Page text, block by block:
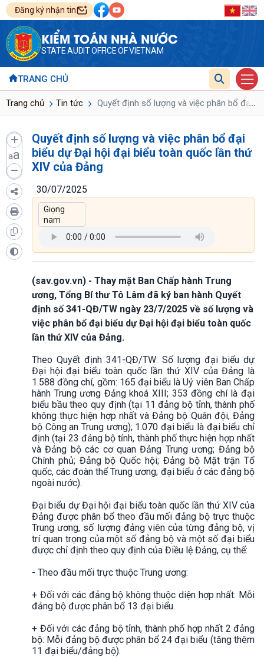
Đăng ký nhận tin
KIỂM TOÁN NHÀ NƯỚC
STATE AUDIT OFFICE OF VIETNAM
TRANG CHỦ
Trang chủ Tin tức Quyết định số lượng và việc phân bổ đại...
aa
Quyết định số lượng và việc phân bổ đại
biểu dự Đại hội đại biểu toàn quốc lần thứ
XIV của Đảng
30/07/2025
(sav.gov.vn) - Thay mặt Ban Chấp hành Trung
ương, Tổng Bí thư Tô Lâm đã ký ban hành Quyết
định số 341-QĐ/TW ngày 23/7/2025 về số lượng và
việc phân bổ đại biểu dự Đại hội đại biểu toàn quốc
lần thứ XIV của Đảng.
Theo Quyết định 341-QĐ/TW: Số lượng đại biểu dự
Đại hội đại biểu toàn quốc lần thứ XIV của Đảng là
1.588 đồng chí, gồm: 165 đại biểu là Uỷ viên Ban Chấp
hành Trung ương Đảng khoá XIII; 353 đồng chí là đại
biểu bầu theo quy định (tại 11 đảng bộ tỉnh, thành phố
không thực hiện hợp nhất và Đảng bộ Quân đội, Đảng
bộ Công an Trung ương); 1.070 đại biểu là đại biểu chỉ
định (tại 23 đảng bộ tỉnh, thành phố thực hiện hợp nhất
và Đảng bộ các cơ quan Đảng Trung ương; Đảng bộ
Chính phủ; Đảng bộ Quốc hội; Đảng bộ Mặt trận Tổ
quốc, các đoàn thể Trung ương; đại biểu ở các đảng bộ
ngoài nước).
Đại biểu dự Đại hội đại biểu toàn quốc lần thứ XIV của
Đảng được phân bổ theo đầu mối đảng bộ trực thuộc
Trung ương, số lượng đảng viên của từng đảng bộ, vị
trí quan trọng của một số đảng bộ và một số đại biểu
được chỉ định theo quy định của Điều lệ Đảng, cụ thể:
- Theo đầu mối trực thuộc Trung ương:
+ Đối với các đảng bộ không thuộc diện hợp nhất: Mỗi
đảng bộ được phân bổ 13 đại biểu.
+ Đối với các đảng bộ tỉnh, thành phố hợp nhất 2 đảng
bộ: Mỗi đảng bộ được phân bổ 24 đại biểu (tăng thêm
11 đại biểu/đảng bộ).